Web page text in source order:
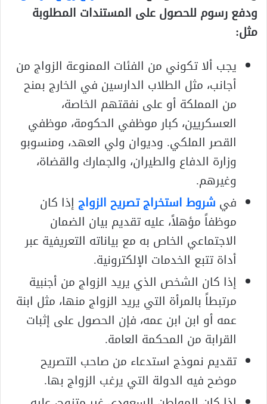
ودفع رسوم للحصول على المستندات المطلوبة
مثل:
يجب ألا تكوني من الفئات الممنوعة الزواج من
أجانب، مثل الطلاب الدارسين في الخارج بمنح
من المملكة أو على نفقتهم الخاصة،
العسكريين، كبار موظفي الحكومة، موظفي
القصر الملكي. وديوان ولي العهد، ومنسوبو
وزارة الدفاع والطيران، والجمارك والقضاة،
وغيرهم.
في شروط استخراج تصريح الزواجإذا كان
موظفاً مؤهلاً، عليه تقديم بيان الضمان
الاجتماعي الخاص به مع بياناته التعريفية عبر
أداة تتبع الخدمات الإلكترونية.
إذا كان الشخص الذي يريد الزواج من أجنبية
مرتبطاً بالمرأة التي يريد الزواج منها، مثل ابنة
عمه أو ابن ابن عمه، فإن الحصول على إثبات
القرابة من المحكمة العامة.
تقديم نموذج استدعاء من صاحب التصريح
موضح فيه الدولة التي يرغب الزواج بها.